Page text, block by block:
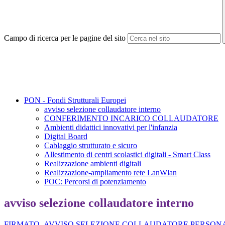
Campo di ricerca per le pagine del sito
PON - Fondi Strutturali Europei
avviso selezione collaudatore interno
CONFERIMENTO INCARICO COLLAUDATORE
Ambienti didattici innovativi per l'infanzia
Digital Board
Cablaggio strutturato e sicuro
Allestimento di centri scolastici digitali - Smart Class
Realizzazione ambienti digitali
Realizzazione-ampliamento rete LanWlan
POC: Percorsi di potenziamento
avviso selezione collaudatore interno